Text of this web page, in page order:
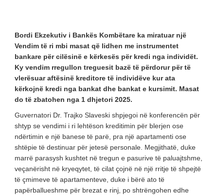
Bordi Ekzekutiv i Bankës Kombëtare ka miratuar një
Vendim të ri mbi masat që lidhen me instrumentet
bankare për cilësinë e kërkesës për kredi nga individët.
Ky vendim rregullon treguesit bazë të përdorur për të
vlerësuar aftësinë kreditore të individëve kur ata
kërkojnë kredi nga bankat dhe bankat e kursimit. Masat
do të zbatohen nga 1 dhjetori 2025.
Guvernatori Dr. Trajko Slaveski shpjegoi në konferencën për
shtyp se vendimi i ri lehtëson kreditimin për blerjen ose
ndërtimin e një banese të parë, pra një apartamenti ose
shtëpie të destinuar për jetesë personale. Megjithatë, duke
marrë parasysh kushtet në tregun e pasurive të paluajtshme,
veçanërisht në kryeqytet, të cilat çojnë në një rritje të shpejtë
të çmimeve të apartamenteve, duke i bërë ato të
papërballueshme për brezat e rinj, po shtrëngohen edhe